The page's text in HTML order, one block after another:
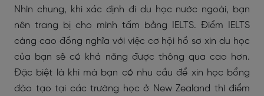
Nhìn chung, khi xác định đi du học nước ngoài, bạn
nên trang bị cho mình tấm bằng IELTS. Điểm IELTS
càng cao đồng nghĩa với việc cơ hội hồ sơ xin du học
của bạn sẽ có khả năng được thông qua cao hơn.
Đặc biệt là khi mà bạn có nhu cầu để xin học bổng
đào tạo tại các trường học ở New Zealand thì điểm